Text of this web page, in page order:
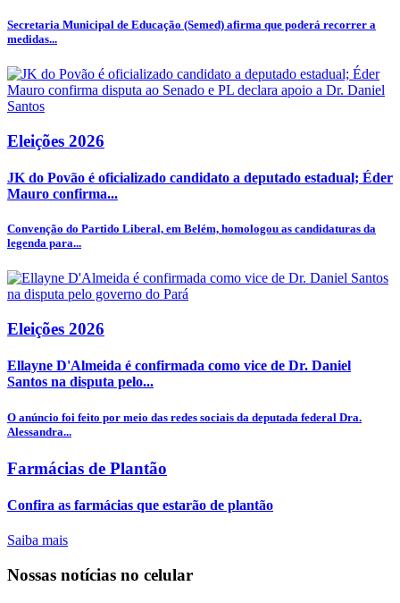
Secretaria Municipal de Educação (Semed) afirma que poderá recorrer a
medidas...
Eleições 2026
JK do Povão é oficializado candidato a deputado estadual; Éder
Mauro confirma...
Convenção do Partido Liberal, em Belém, homologou as candidaturas da
legenda para...
Eleições 2026
Ellayne D'Almeida é confirmada como vice de Dr. Daniel
Santos na disputa pelo...
O anúncio foi feito por meio das redes sociais da deputada federal Dra.
Alessandra...
Farmácias de Plantão
Confira as farmácias que estarão de plantão
Saiba mais
Nossas notícias no celular